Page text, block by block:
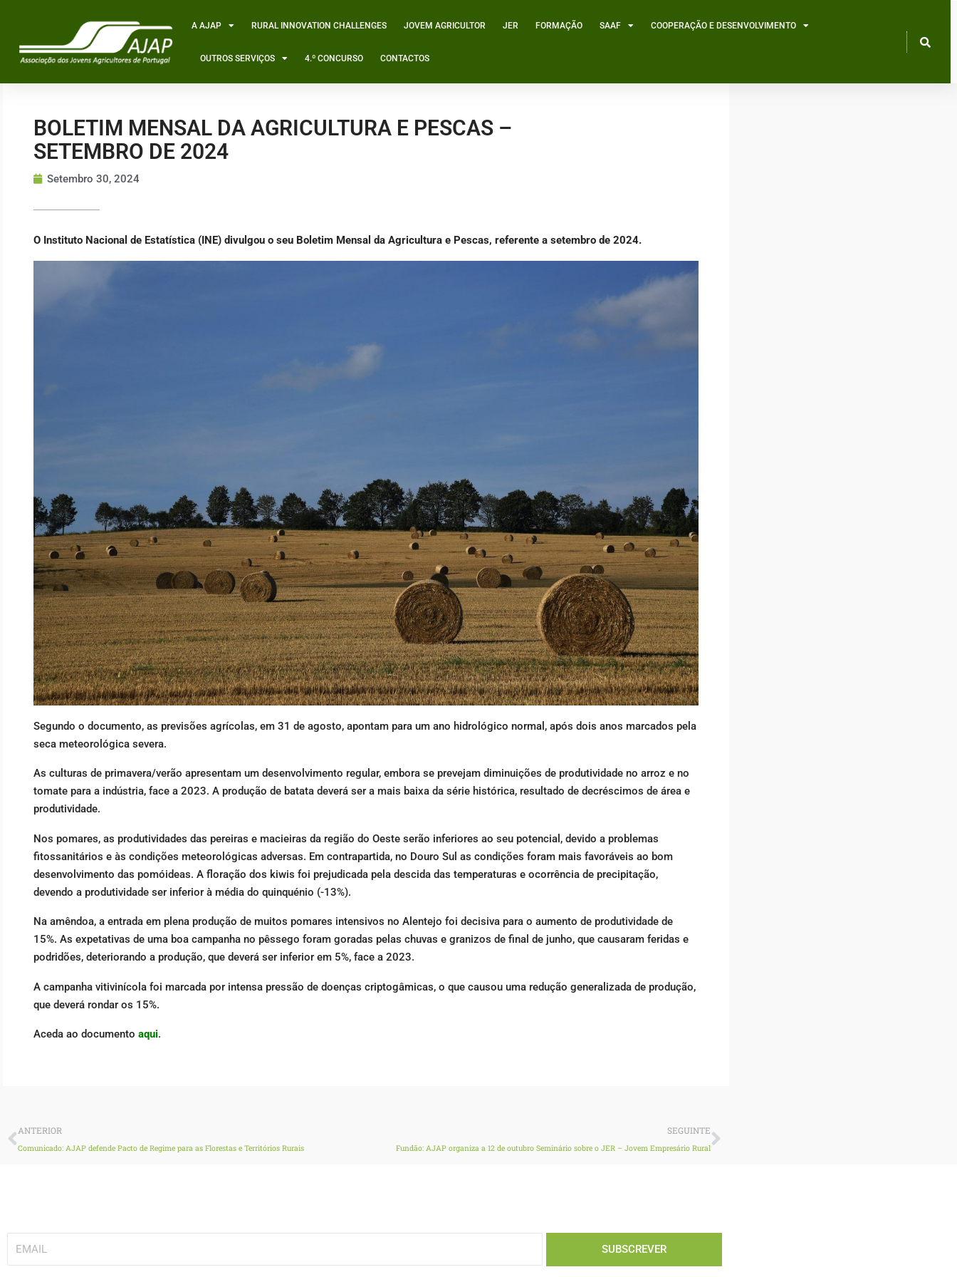
content
A AJAP RURAL INNOVATION CHALLENGES JOVEM AGRICULTOR JER FORMAÇÃO SAAF COOPERAÇÃO E DESENVOLVIMENTO
OUTROS SERVIÇOS 4.º CONCURSO CONTACTOS
BOLETIM MENSAL DA AGRICULTURA E PESCAS –
SETEMBRO DE 2024
Setembro 30, 2024
O Instituto Nacional de Estatística (INE) divulgou o seu Boletim Mensal da Agricultura e Pescas, referente a setembro de 2024.
Segundo o documento, as previsões agrícolas, em 31 de agosto, apontam para um ano hidrológico normal, após dois anos marcados pela
seca meteorológica severa.
As culturas de primavera/verão apresentam um desenvolvimento regular, embora se prevejam diminuições de produtividade no arroz e no
tomate para a indústria, face a 2023. A produção de batata deverá ser a mais baixa da série histórica, resultado de decréscimos de área e
produtividade.
Nos pomares, as produtividades das pereiras e macieiras da região do Oeste serão inferiores ao seu potencial, devido a problemas
fitossanitários e às condições meteorológicas adversas. Em contrapartida, no Douro Sul as condições foram mais favoráveis ao bom
desenvolvimento das pomóideas. A floração dos kiwis foi prejudicada pela descida das temperaturas e ocorrência de precipitação,
devendo a produtividade ser inferior à média do quinquénio (-13%).
Na amêndoa, a entrada em plena produção de muitos pomares intensivos no Alentejo foi decisiva para o aumento de produtividade de
15%. As expetativas de uma boa campanha no pêssego foram goradas pelas chuvas e granizos de final de junho, que causaram feridas e
podridões, deteriorando a produção, que deverá ser inferior em 5%, face a 2023.
A campanha vitivinícola foi marcada por intensa pressão de doenças criptogâmicas, o que causou uma redução generalizada de produção,
que deverá rondar os 15%.
Aceda ao documento aqui.
Prev
ANTERIOR
Comunicado: AJAP defende Pacto de Regime para as Florestas e Territórios Rurais
SEGUINTE
Fundão: AJAP organiza a 12 de outubro Seminário sobre o JER – Jovem Empresário Rural
Next
SUBSCREVER